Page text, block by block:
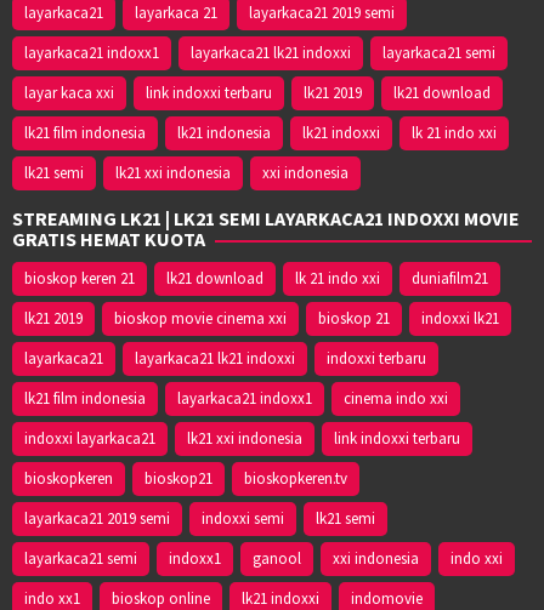
layarkaca21
layarkaca 21
layarkaca21 2019 semi
layarkaca21 indoxx1
layarkaca21 lk21 indoxxi
layarkaca21 semi
layar kaca xxi
link indoxxi terbaru lk21 2019
lk21 download
lk21 film indonesia
lk21 indonesia lk21 indoxxi
lk 21 indo xxi
lk21 semi
lk21 xxi indonesia xxi indonesia
STREAMING LK21 | LK21 SEMI LAYARKACA21 INDOXXI MOVIE
GRATIS HEMAT KUOTA
bioskop keren 21 lk21 download lk 21 indo xxi
duniafilm21
lk21 2019
bioskop movie cinema xxi bioskop 21
indoxxi lk21
layarkaca21
layarkaca21 lk21 indoxxi
indoxxi terbaru
lk21 film indonesia
layarkaca21 indoxx1
cinema indo xxi
indoxxi layarkaca21
lk21 xxi indonesia
link indoxxi terbaru
bioskopkeren
bioskop21
bioskopkeren.tv
layarkaca21 2019 semi
indoxxi semi
lk21 semi
layarkaca21 semi
indoxx1 ganool xxi indonesia
indo xxi
indo xx1
bioskop online lk21 indoxxi indomovie